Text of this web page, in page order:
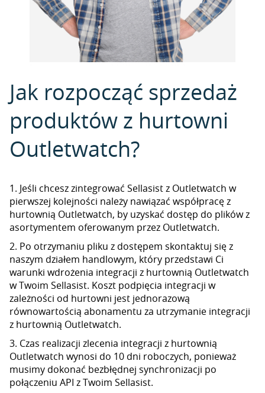
Jak rozpocząć sprzedaż
produktów z hurtowni
Outletwatch?
1. Jeśli chcesz zintegrować Sellasist z Outletwatch w
pierwszej kolejności należy nawiązać współpracę z
hurtownią Outletwatch, by uzyskać dostęp do plików z
asortymentem oferowanym przez Outletwatch.
2. Po otrzymaniu pliku z dostępem skontaktuj się z
naszym działem handlowym, który przedstawi Ci
warunki wdrożenia integracji z hurtownią Outletwatch
w Twoim Sellasist. Koszt podpięcia integracji w
zależności od hurtowni jest jednorazową
równowartością abonamentu za utrzymanie integracji
z hurtownią Outletwatch.
3. Czas realizacji zlecenia integracji z hurtownią
Outletwatch wynosi do 10 dni roboczych, ponieważ
musimy dokonać bezbłędnej synchronizacji po
połączeniu API z Twoim Sellasist.